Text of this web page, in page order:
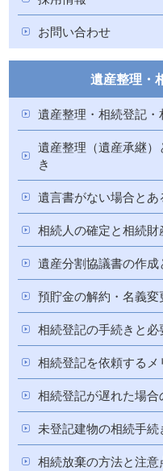
お問い合わせ
遺産整理・
遺産整理・相続登記
遺産整理（遺産承継
き
遺言書がない場合と
相続人の確定と相続財
遺産分割協議書の作成
預貯金の解約・名義変
相続登記の手続きと必
相続登記を依頼する
相続登記が遅れた場
未登記建物の相続手続
相続放棄の方法と注意